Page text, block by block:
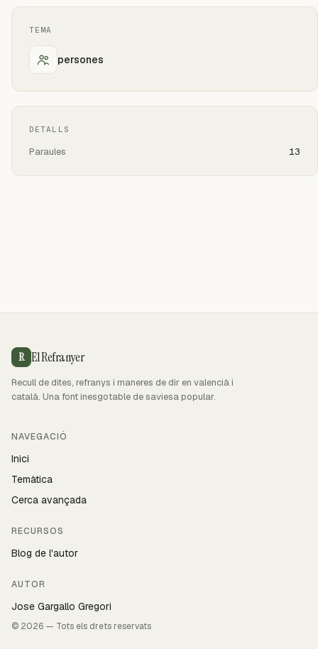
TEMA
persones
DETALLS
Paraules 13
R El Refranyer
Recull de dites, refranys i maneres de dir en valencià i
català. Una font inesgotable de saviesa popular.
NAVEGACIÓ
Inici
Temàtica
Cerca avançada
RECURSOS
Blog de l'autor
AUTOR
Jose Gargallo Gregori
© 2026 — Tots els drets reservats